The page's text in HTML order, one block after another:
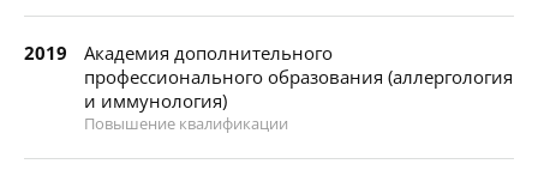
2019
Академия дополнительного
профессионального образования (аллергология
и иммунология)
Повышение квалификации